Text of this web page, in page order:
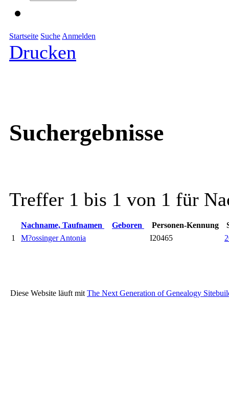
Startseite Suche Anmelden
Drucken
Suchergebnisse
Treffer 1 bis 1 von 1 für
Nachname, Taufnamen Geboren Personen-Kennung
1
M?ossinger Antonia I20465
Diese Website läuft mit The Next Generation of Genealogy